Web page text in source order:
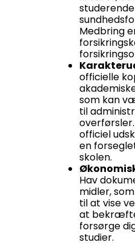
Medbring
officielle
som kan
til
overførsler.
officiel
en
skolen.
Hav
midler,
til at vise
at
forsørge
studier.